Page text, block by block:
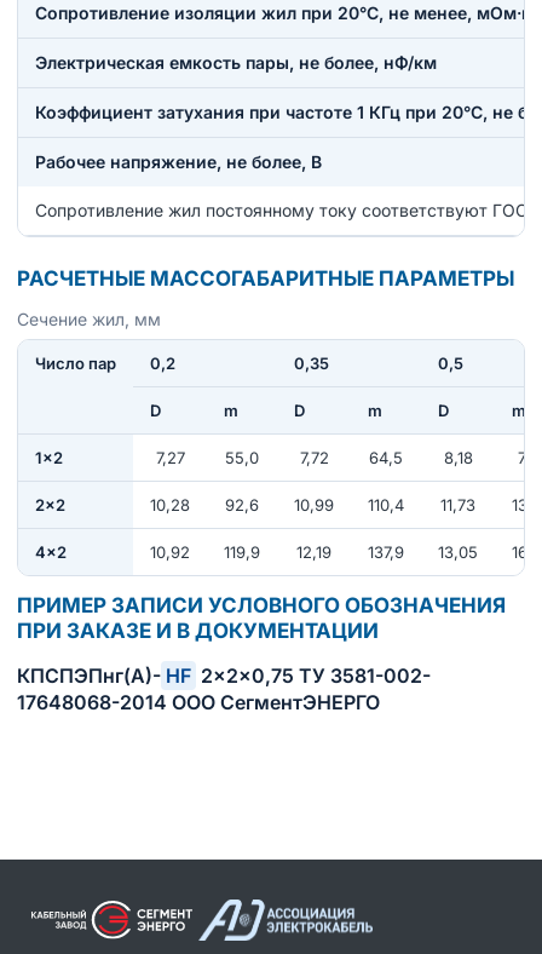
Сопротивление изоляции жил при 20°С, не менее,
Электрическая емкость пары, не более, нФ/км
Коэффициент затухания при частоте 1 КГц при 20°С, не
Рабочее напряжение, не более, В
Сопротивление жил постоянному току соответствуют
РАСЧЕТНЫЕ МАССОГАБАРИТНЫЕ ПАРАМЕТРЫ
Сечение жил, мм
Число пар 0,2 0,35 0,5
D m D m D m
1×2 7,27 55,0 7,72 64,5 8,18
2×2 10,28 92,6 10,99 110,4 11,73
4×2 10,92 119,9 12,19 137,9 13,05
ПРИМЕР ЗАПИСИ УСЛОВНОГО ОБОЗНАЧЕНИЯ
ПРИ ЗАКАЗЕ И В ДОКУМЕНТАЦИИ
КПСПЭПнг(А)- HF 2×2×0,75 ТУ 3581-002-
17648068-2014 ООО СегментЭНЕРГО